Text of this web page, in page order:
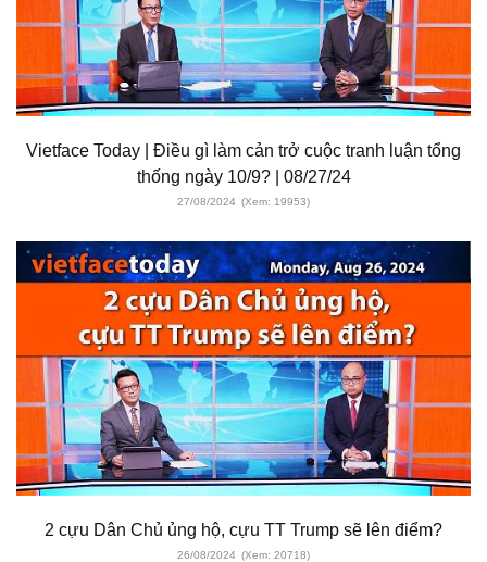
Vietface Today | Điều gì làm cản trở cuộc tranh luận tổng
thống ngày 10/9? | 08/27/24
27/08/2024 (Xem: 19953)
2 cựu Dân Chủ ủng hộ, cựu TT Trump sẽ lên điểm?
26/08/2024 (Xem: 20718)